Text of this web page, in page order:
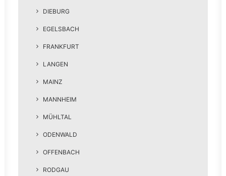
DIEBURG
EGELSBACH
FRANKFURT
LANGEN
MAINZ
MANNHEIM
MÜHLTAL
ODENWALD
OFFENBACH
RODGAU